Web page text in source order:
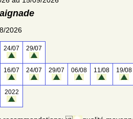
2026
24/07 29/07
16/07 24/07 29/07 06/08 11/08 19/08
2022